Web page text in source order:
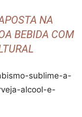
NA
BEBIDA COM
sublime-a-
alcool-e-